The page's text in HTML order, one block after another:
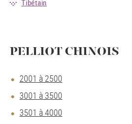
Tibétain
PELLIOT CHINOIS
2001 à 2500
3001 à 3500
3501 à 4000